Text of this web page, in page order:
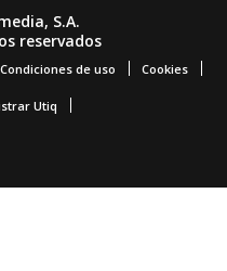
S.A.
reservados
Condiciones de uso Cookies
Utiq